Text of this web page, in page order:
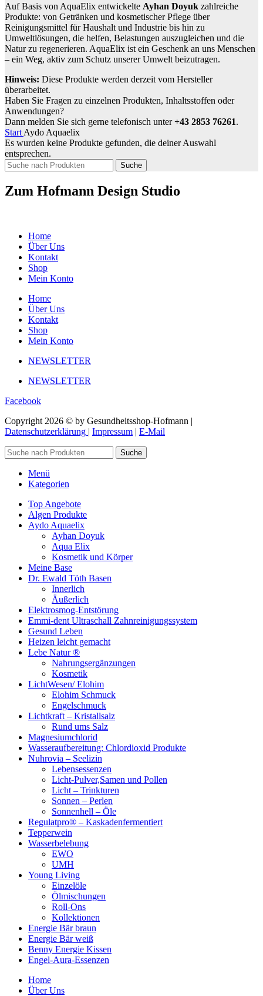
Auf Basis von AquaElix entwickelte Ayhan Doyuk zahlreiche
Produkte: von Getränken und kosmetischer Pflege über
Reinigungsmittel für Haushalt und Industrie bis hin zu
Umweltlösungen, die helfen, Belastungen auszugleichen und die
Natur zu regenerieren. AquaElix ist ein Geschenk an uns Menschen
– ein Weg, aktiv zum Schutz unserer Umwelt beizutragen.
Hinweis: Diese Produkte werden derzeit vom Hersteller
überarbeitet.
Haben Sie Fragen zu einzelnen Produkten, Inhaltsstoffen oder
Anwendungen?
Dann melden Sie sich gerne telefonisch unter+43 2853 76261.
Start Aydo Aquaelix
Es wurden keine Produkte gefunden, die deiner Auswahl
entsprechen.
Suche
Zum Hofmann Design Studio
Home
Über Uns
Kontakt
Shop
Mein Konto
Home
Über Uns
Kontakt
Shop
Mein Konto
NEWSLETTER
NEWSLETTER
Facebook
Copyright 2026 © by Gesundheitsshop-Hofmann |
Datenschutzerklärung | Impressum | E-Mail
Suche
Menü
Kategorien
Top Angebote
Algen Produkte
Aydo Aquaelix
Ayhan Doyuk
Aqua Elix
Kosmetik und Körper
Meine Base
Dr. Ewald Töth Basen
Innerlich
Äußerlich
Elektrosmog-Entstörung
Emmi-dent Ultraschall Zahnreinigungssystem
Gesund Leben
Heizen leicht gemacht
Lebe Natur ®
Nahrungsergänzungen
Kosmetik
LichtWesen/ Elohim
Elohim Schmuck
Engelschmuck
Lichtkraft – Kristallsalz
Rund ums Salz
Magnesiumchlorid
Wasseraufbereitung: Chlordioxid Produkte
Nuhrovia – Seelizin
Lebensessenzen
Licht-Pulver,Samen und Pollen
Licht – Trinkturen
Sonnen – Perlen
Sonnenhell – Öle
Regulatpro® – Kaskadenfermentiert
Tepperwein
Wasserbelebung
EWO
UMH
Young Living
Einzelöle
Ölmischungen
Roll-Ons
Kollektionen
Energie Bär braun
Energie Bär weiß
Benny Energie Kissen
Engel-Aura-Essenzen
Home
Über Uns